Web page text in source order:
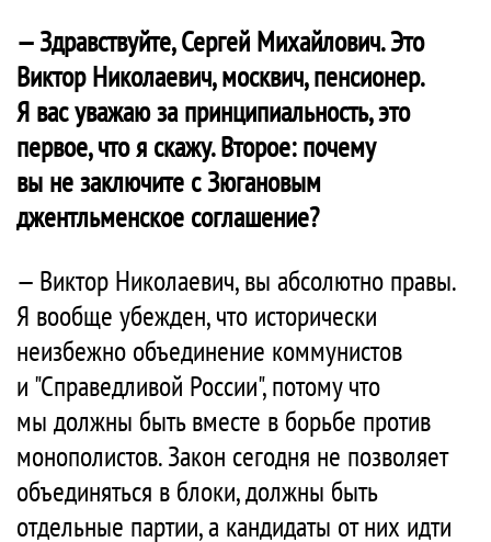
— Здравствуйте, Сергей Михайлович. Это
Виктор Николаевич, москвич, пенсионер.
Я вас уважаю за принципиальность, это
первое, что я скажу. Второе: почему
вы не заключите с Зюгановым
джентльменское соглашение?
— Виктор Николаевич, вы абсолютно правы.
Я вообще убежден, что исторически
неизбежно объединение коммунистов
и "Справедливой России", потому что
мы должны быть вместе в борьбе против
монополистов. Закон сегодня не позволяет
объединяться в блоки, должны быть
отдельные партии, а кандидаты от них идти